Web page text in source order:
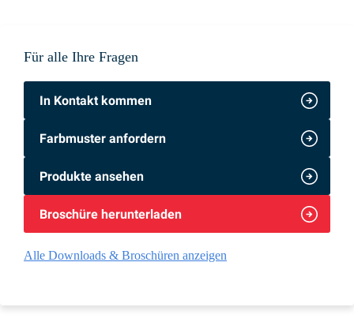
Für alle Ihre Fragen
In Kontakt kommen
Farbmuster anfordern
Produkte ansehen
Broschüre herunterladen
Alle Downloads & Broschüren anzeigen